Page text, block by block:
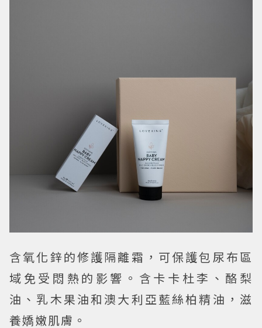
含氧化鋅的修護隔離霜，可保護包尿布區
域免受悶熱的影響。含卡卡杜李、酪梨
油、乳木果油和澳大利亞藍絲柏精油，滋
養嬌嫩肌膚。